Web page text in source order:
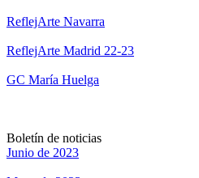
ReflejArte Navarra
ReflejArte Madrid 22-23
GC María Huelga
Boletín de noticias
Junio de 2023